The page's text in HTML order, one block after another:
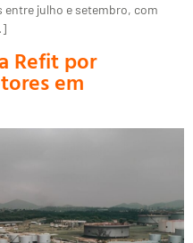
entre julho e setembro, com
Refit por
em